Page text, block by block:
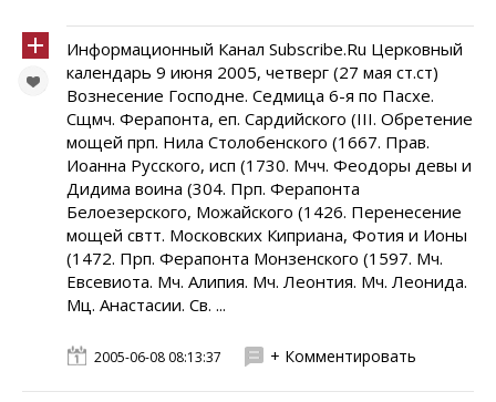
Информационный Канал Subscribe.Ru Церковный
календарь 9 июня 2005, четверг (27 мая ст.ст)
Вознесение Господне. Седмица 6-я по Пасхе.
Сщмч. Ферапонта, еп. Сардийского (III. Обретение
мощей прп. Нила Столобенского (1667. Прав.
Иоанна Русского, исп (1730. Мчч. Феодоры девы и
Дидима воина (304. Прп. Ферапонта
Белоезерского, Можайского (1426. Перенесение
мощей свтт. Московских Киприана, Фотия и Ионы
(1472. Прп. Ферапонта Монзенского (1597. Мч.
Евсевиота. Мч. Алипия. Мч. Леонтия. Мч. Леонида.
Мц. Анастасии. Св. ...
2005-06-08 08:13:37 + Комментировать